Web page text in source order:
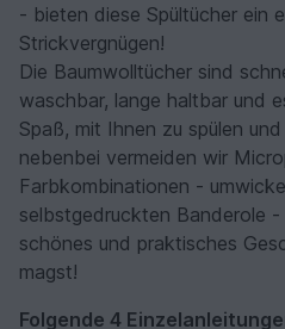
- bieten diese Spültücher ein
Strickvergnügen!
Die Baumwolltücher sind
waschbar, lange haltbar und
Spaß, mit Ihnen zu spülen
nebenbei vermeiden wir
Farbkombinationen -
selbstgedruckten Banderole
schönes und praktisches
magst!
Folgende 4